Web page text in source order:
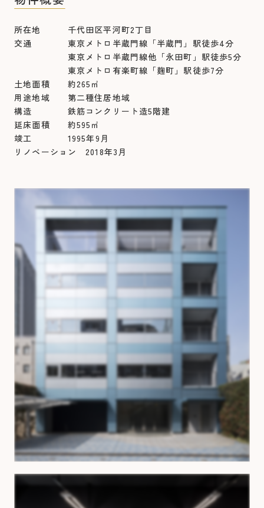
所在地 千代田区平河町2丁目
交通 東京メトロ半蔵門線「半蔵門」駅徒歩4分
東京メトロ半蔵門線他「永田町」駅徒歩5分
東京メトロ有楽町線「麹町」駅徒歩7分
土地面積 約265㎡
用途地域 第二種住居地域
構造 鉄筋コンクリート造5階建
延床面積 約595㎡
竣工 1995年9月
リノベーション 2018年3月